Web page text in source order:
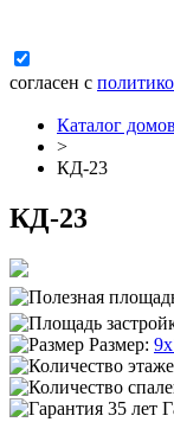
согласен с
Каталог домов
>
КД-23
КД-23
Размер: